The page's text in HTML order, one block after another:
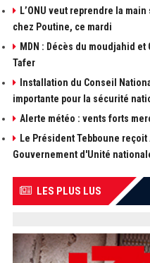
L’ONU veut reprendre la
chez Poutine, ce mardi
MDN : Décès du moudjahid
Tafer
Installation du Conseil
importante pour la sécurité
Alerte météo : vents forts
Le Président Tebboune
Gouvernement d'Unité
LES PLUS LUS